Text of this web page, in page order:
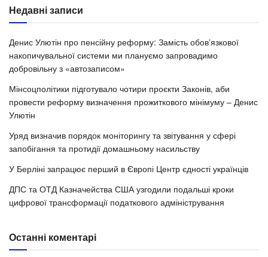
Недавні записи
Денис Улютін про пенсійну реформу: Замість обовʼязкової
накопичувальної системи ми плануємо запровадимо
добровільну з «автозаписом»
Мінсоцполітики підготувало чотири проєкти Законів, аби
провести реформу визначення прожиткового мінімуму – Денис
Улютін
Уряд визначив порядок моніторингу та звітування у сфері
запобігання та протидії домашньому насильству
У Берліні запрацює перший в Європі Центр єдності українців
ДПС та ОТД Казначейства США узгодили подальші кроки
цифрової трансформації податкового адміністрування
Останні коментарі